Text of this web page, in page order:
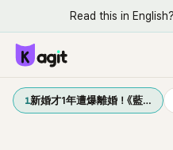
Read this in English?
1新婚才1年遭爆離婚！《藍…